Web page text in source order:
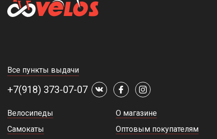
Все пункты выдачи
+7(918) 373-07-07
Велосипеды
Самокаты
О магазине
Оптовым покупателям